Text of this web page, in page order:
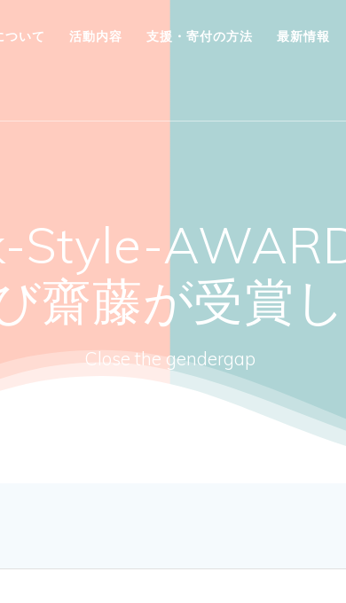
ついて 活動内容 支援・寄付の方法 最新情報
Style-
齋藤が受賞
Close the gendergap